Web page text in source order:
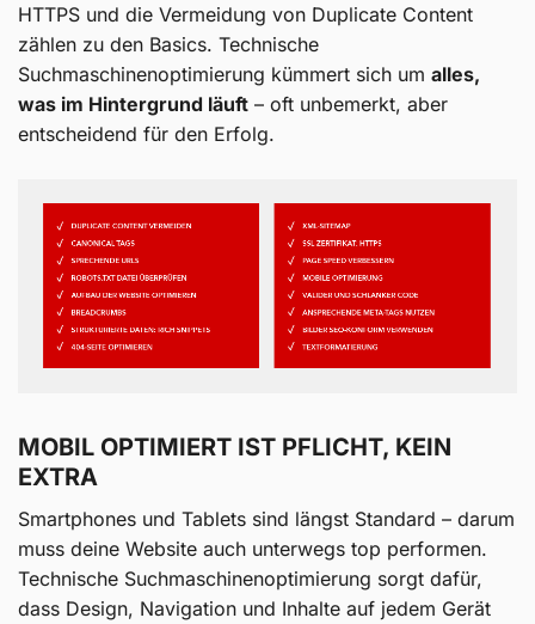
HTTPS und die Vermeidung von Duplicate Content
zählen zu den Basics. Technische
Suchmaschinenoptimierung kümmert sich um alles,
was im Hintergrund läuft – oft unbemerkt, aber
entscheidend für den Erfolg.
MOBIL OPTIMIERT IST PFLICHT, KEIN
EXTRA
Smartphones und Tablets sind längst Standard – darum
muss deine Website auch unterwegs top performen.
Technische Suchmaschinenoptimierung sorgt dafür,
dass Design, Navigation und Inhalte auf jedem Gerät